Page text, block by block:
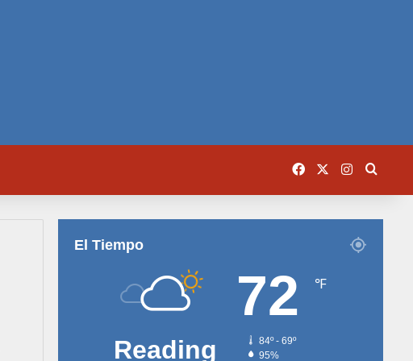
Facebook Instagram
El Tiempo
Reading
72 ℉
84º - 69º
95%